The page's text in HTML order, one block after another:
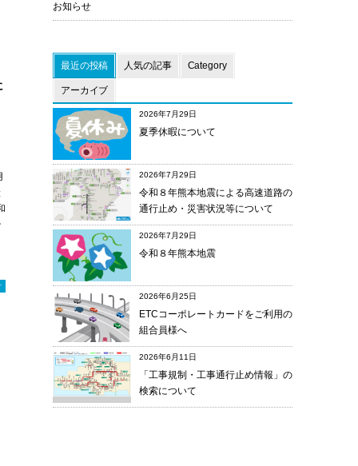
お知らせ
最近の投稿 人気の記事 Category
アーカイブ
2026年7月29日
夏季休暇について
2026年7月29日
令和８年熊本地震による高速道路の
通行止め・災害状況等について
2026年7月29日
令和８年熊本地震
2026年6月25日
ETCコーポレートカードをご利用の
組合員様へ
2026年6月11日
「工事規制・工事通行止め情報」の
検索について